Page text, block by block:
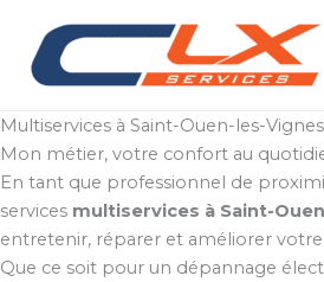
contenu
Multiservices à Saint-Ouen-les-Vignes
Mon métier, votre confort au
En tant que professionnel de
services multiservices à Saint-
entretenir, réparer et améliorer
Que ce soit pour un dépannage